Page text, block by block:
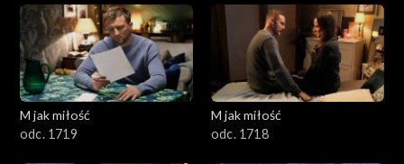
M jak miłość
odc. 1719
M jak miłość
odc. 1718